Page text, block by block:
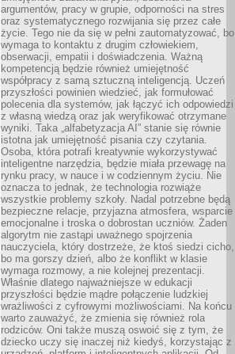
argumentów, pracy w grupie, odporności na stres
oraz systematycznego rozwijania się przez całe
życie. Tego nie da się w pełni zautomatyzować, bo
wymaga to kontaktu z drugim człowiekiem,
obserwacji, empatii i doświadczenia. Ważną
kompetencją będzie również umiejętność
współpracy z samą sztuczną inteligencją. Uczeń
przyszłości powinien wiedzieć, jak formułować
polecenia dla systemów, jak łączyć ich odpowiedzi
z własną wiedzą oraz jak weryfikować otrzymane
wyniki. Taka „alfabetyzacja AI” stanie się równie
istotna jak umiejętność pisania czy czytania.
Osoba, która potrafi kreatywnie wykorzystywać
inteligentne narzędzia, będzie miała przewagę na
rynku pracy, w nauce i w codziennym życiu. Nie
oznacza to jednak, że technologia rozwiąże
wszystkie problemy szkoły. Nadal potrzebne będą
bezpieczne relacje, przyjazna atmosfera, wsparcie
emocjonalne i troska o dobrostan uczniów. Żaden
algorytm nie zastąpi uważnego spojrzenia
nauczyciela, który dostrzeże, że ktoś siedzi cicho,
bo ma gorszy dzień, albo że konflikt w klasie
wymaga rozmowy, a nie kolejnej prezentacji.
Właśnie dlatego najważniejsze w edukacji
przyszłości będzie mądre połączenie ludzkiej
wrażliwości z cyfrowymi możliwościami. Na końcu
warto zauważyć, że zmienia się również rola
rodziców. Oni także muszą oswoić się z tym, że
dziecko uczy się inaczej niż kiedyś, korzystając z